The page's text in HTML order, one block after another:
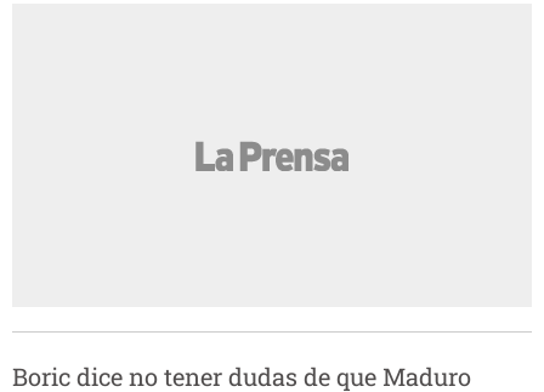
Boric dice no tener dudas de que Maduro